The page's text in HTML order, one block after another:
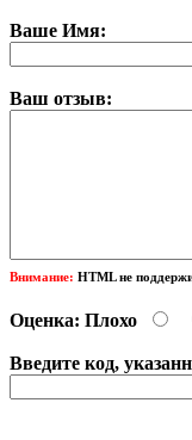
Ваше Имя:
Ваш отзыв:
Внимание: HTML не
Оценка: Плохо
Введите код,